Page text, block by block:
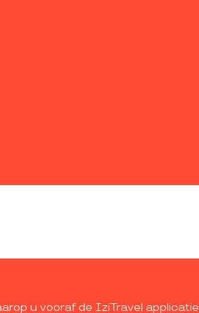
u vooraf de IziTravel applicatie